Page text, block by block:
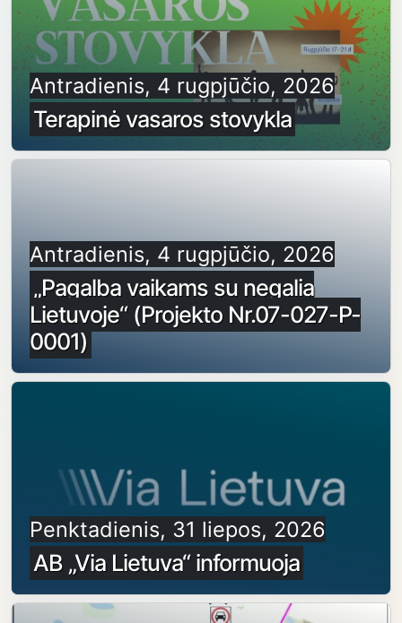
Antradienis, 4 rugpjūčio, 2026
Terapinė vasaros stovykla
Antradienis, 4 rugpjūčio, 2026
„Pagalba vaikams su negalia
Lietuvoje“ (Projekto Nr.07-027-P-
0001)
Penktadienis, 31 liepos, 2026
AB „Via Lietuva“ informuoja